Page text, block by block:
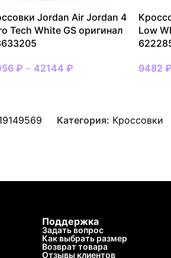
Jordan Air Jordan 4
Tech White GS оригинал
₽ – 42144 ₽
Low
9482₽
Категория: Кроссовки
Поддержка
Задать вопрос
Как выбрать размер
Возврат товара
Отзывы клиентов